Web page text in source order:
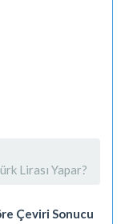
Lirası Yapar?
Çeviri Sonucu